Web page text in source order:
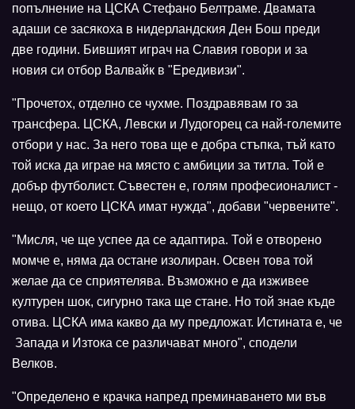
попълнение на ЦСКА Стефано Белтраме. Двамата
адаши се засякоха в нидерландския Ден Бош преди
две години. Бившият играч на Славия говори и за
новия си отбор Валвайк в "Ередивизи".
"Прочетох, отделно се чухме. Поздравявам го за
трансфера. ЦСКА, Левски и Лудогорец са най-големите
отбори у нас. За него това ще е добра стъпка, тъй като
той иска да играе на място с амбиции за титла. Той е
добър футболист. Съвестен е, голям професионалист -
нещо, от което ЦСКА имат нужда", добави "червените".
"Мисля, че ще успее да се адаптира. Той е отворено
момче е, няма да остане изолиран. Освен това той
желае да се сприятелява. Възможно е да изживее
културен шок, сигурно така ще стане. Но той знае къде
отива. ЦСКА има какво да му предложат. Истината е, че
Запада и Изтока се различават много", сподели
Велков.
"Определено е крачка напред преминаването ми във